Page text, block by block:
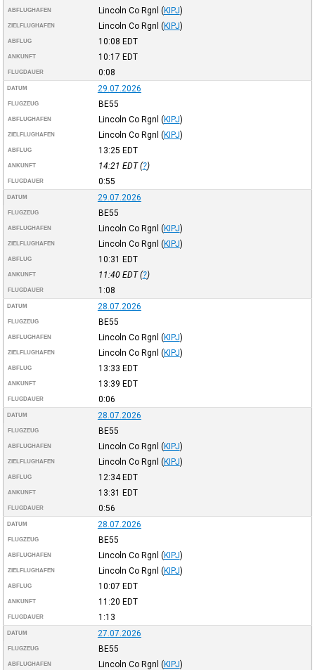
ABFLUGHAFEN Lincoln Co Rgnl (KIPJ)
ZIELFLUGHAFEN Lincoln Co Rgnl (KIPJ)
ABFLUG 10:08 EDT
ANKUNFT 10:17 EDT
FLUGDAUER 0:08
DATUM 29.07.2026
FLUGZEUG BE55
ABFLUGHAFEN Lincoln Co Rgnl (KIPJ)
ZIELFLUGHAFEN Lincoln Co Rgnl (KIPJ)
ABFLUG 13:25 EDT
ANKUNFT 14:21 EDT(?)
FLUGDAUER 0:55
DATUM 29.07.2026
FLUGZEUG BE55
ABFLUGHAFEN Lincoln Co Rgnl (KIPJ)
ZIELFLUGHAFEN Lincoln Co Rgnl (KIPJ)
ABFLUG 10:31 EDT
ANKUNFT 11:40 EDT(?)
FLUGDAUER 1:08
DATUM 28.07.2026
FLUGZEUG BE55
ABFLUGHAFEN Lincoln Co Rgnl (KIPJ)
ZIELFLUGHAFEN Lincoln Co Rgnl (KIPJ)
ABFLUG 13:33 EDT
ANKUNFT 13:39 EDT
FLUGDAUER 0:06
DATUM 28.07.2026
FLUGZEUG BE55
ABFLUGHAFEN Lincoln Co Rgnl (KIPJ)
ZIELFLUGHAFEN Lincoln Co Rgnl (KIPJ)
ABFLUG 12:34EDT
ANKUNFT 13:31 EDT
FLUGDAUER 0:56
DATUM 28.07.2026
FLUGZEUG BE55
ABFLUGHAFEN Lincoln Co Rgnl (KIPJ)
ZIELFLUGHAFEN Lincoln Co Rgnl (KIPJ)
ABFLUG 10:07 EDT
ANKUNFT 11:20 EDT
FLUGDAUER 1:13
DATUM 27.07.2026
FLUGZEUG BE55
ABFLUGHAFEN Lincoln Co Rgnl (KIPJ)